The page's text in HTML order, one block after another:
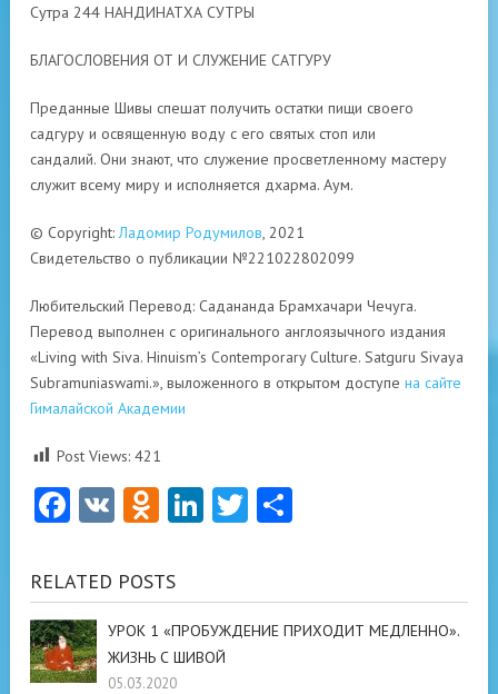
Сутра 244 НАНДИНАТХА СУТРЫ
БЛАГОСЛОВЕНИЯ ОТ И СЛУЖЕНИЕ САТГУРУ
Преданные Шивы спешат получить остатки пищи своего
садгуру и освященную воду с его святых стоп или
сандалий. Они знают, что служение просветленному мастеру
служит всему миру и исполняется дхарма. Аум.
© Copyright:Ладомир Родумилов, 2021
Свидетельство о публикации №221022802099
Любительский Перевод: Садананда Брамхачари Чечуга.
Перевод выполнен с оригинального англоязычного издания
«Living with Siva. Hinuism’s Contemporary Culture. Satguru Sivaya
Subramuniaswami.», выложенного в открытом доступе на сайте
Гималайской Академии
Post Views: 421
Facebook
VK Odnoklassniki
LinkedIn
Twitter
RELATED POSTS
УРОК 1 «ПРОБУЖДЕНИЕ ПРИХОДИТ МЕДЛЕННО».
ЖИЗНЬ С ШИВОЙ
05.03.2020